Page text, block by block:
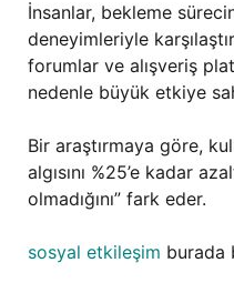
İnsanlar, bekleme
deneyimleriyle
forumlar ve alışveriş
nedenle büyük etkiye
Bir araştırmaya göre,
algısını %25’e kadar
olmadığını” fark eder.
sosyal etkileşim burada